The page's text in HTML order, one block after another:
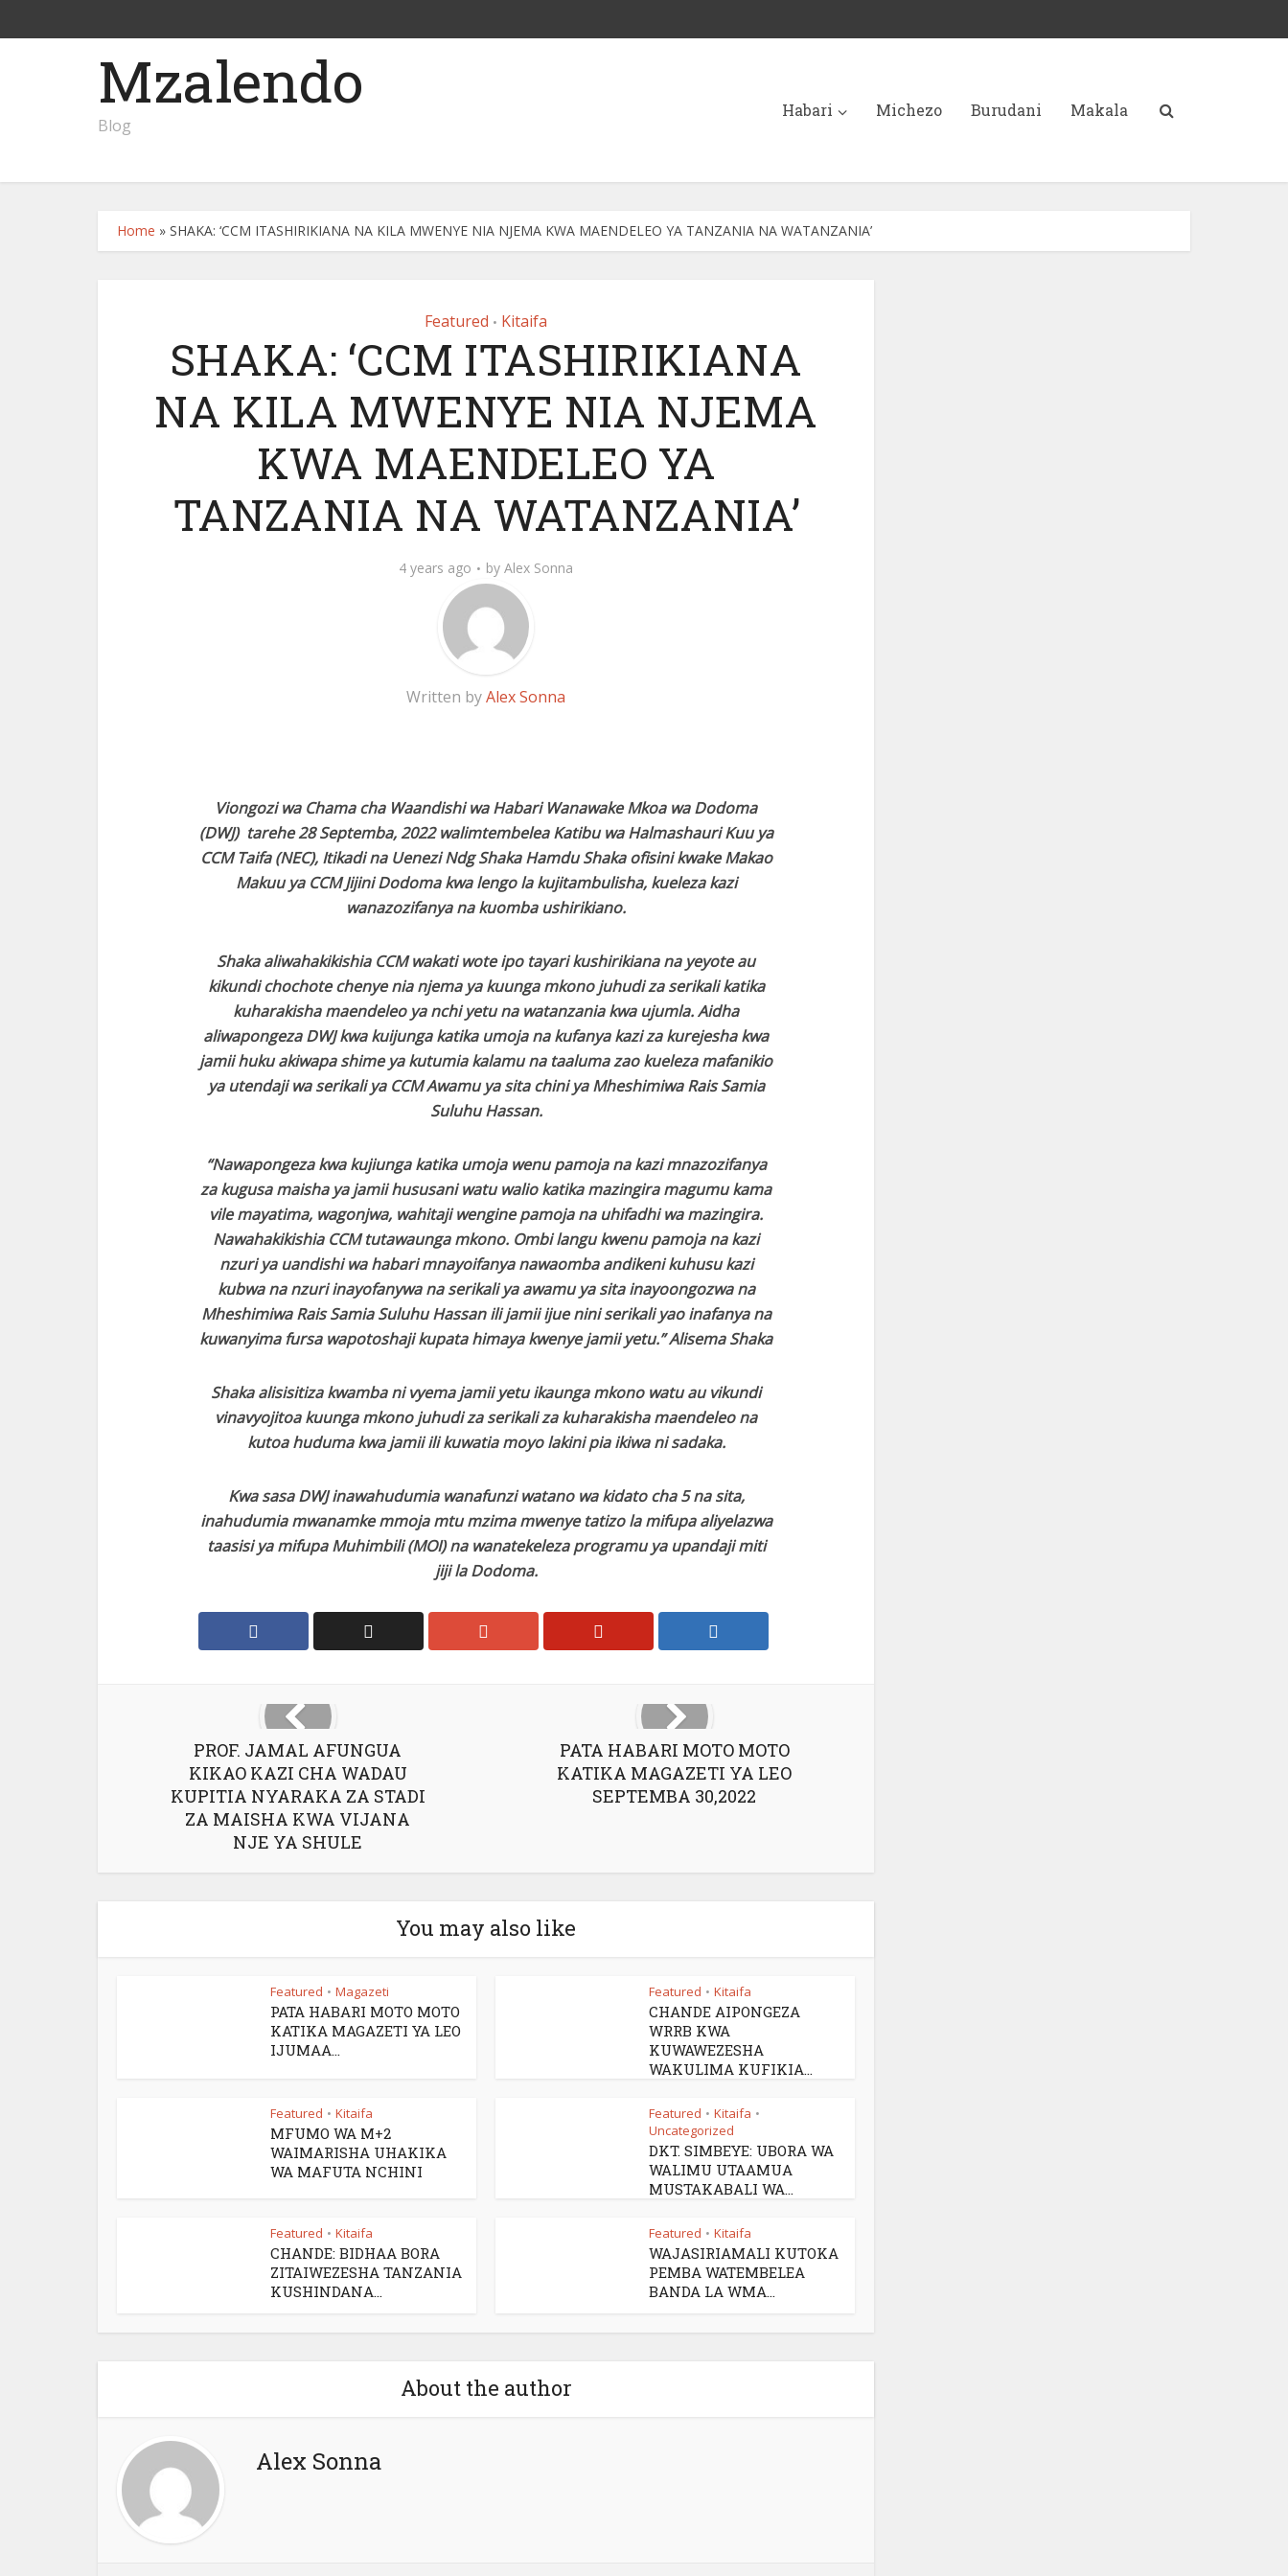
Mzalendo
Blog
Habari Michezo Burudani Makala
Home » SHAKA: ‘CCM ITASHIRIKIANA NA KILA MWENYE NIA NJEMA KWA MAENDELEO YA TANZANIA NA WATANZANIA’
Featured • Kitaifa
SHAKA: ‘CCM ITASHIRIKIANA
NA KILA MWENYE NIA NJEMA
KWA MAENDELEO YA
TANZANIA NA WATANZANIA’
4 years ago by Alex Sonna
Written byAlex Sonna
Viongozi wa Chama cha Waandishi wa Habari Wanawake Mkoa wa Dodoma
(DWJ) tarehe 28 Septemba, 2022 walimtembelea Katibu wa Halmashauri Kuu ya
CCM Taifa (NEC), Itikadi na Uenezi Ndg Shaka Hamdu Shaka ofisini kwake Makao
Makuu ya CCM Jijini Dodoma kwa lengo la kujitambulisha, kueleza kazi
wanazozifanya na kuomba ushirikiano.
Shaka aliwahakikishia CCM wakati wote ipo tayari kushirikiana na yeyote au
kikundi chochote chenye nia njema ya kuunga mkono juhudi za serikali katika
kuharakisha maendeleo ya nchi yetu na watanzania kwa ujumla. Aidha
aliwapongeza DWJ kwa kuijunga katika umoja na kufanya kazi za kurejesha kwa
jamii huku akiwapa shime ya kutumia kalamu na taaluma zao kueleza mafanikio
ya utendaji wa serikali ya CCM Awamu ya sita chini ya Mheshimiwa Rais Samia
Suluhu Hassan.
“Nawapongeza kwa kujiunga katika umoja wenu pamoja na kazi mnazozifanya
za kugusa maisha ya jamii hususani watu walio katika mazingira magumu kama
vile mayatima, wagonjwa, wahitaji wengine pamoja na uhifadhi wa mazingira.
Nawahakikishia CCM tutawaunga mkono. Ombi langu kwenu pamoja na kazi
nzuri ya uandishi wa habari mnayoifanya nawaomba andikeni kuhusu kazi
kubwa na nzuri inayofanywa na serikali ya awamu ya sita inayoongozwa na
Mheshimiwa Rais Samia Suluhu Hassan ili jamii ijue nini serikali yao inafanya na
kuwanyima fursa wapotoshaji kupata himaya kwenye jamii yetu.” Alisema Shaka
Shaka alisisitiza kwamba ni vyema jamii yetu ikaunga mkono watu au vikundi
vinavyojitoa kuunga mkono juhudi za serikali za kuharakisha maendeleo na
kutoa huduma kwa jamii ili kuwatia moyo lakini pia ikiwa ni sadaka.
Kwa sasa DWJ inawahudumia wanafunzi watano wa kidato cha 5 na sita,
inahudumia mwanamke mmoja mtu mzima mwenye tatizo la mifupa aliyelazwa
taasisi ya mifupa Muhimbili (MOI) na wanatekeleza programu ya upandaji miti
jiji la Dodoma.
PROF. JAMAL AFUNGUA
KIKAO KAZI CHA WADAU
KUPITIA NYARAKA ZA STADI
ZA MAISHA KWA VIJANA
NJE YA SHULE
PATA HABARI MOTO MOTO
KATIKA MAGAZETI YA LEO
SEPTEMBA 30,2022
You may also like
Featured • Magazeti
PATA HABARI MOTO MOTO
KATIKA MAGAZETI YA LEO
IJUMAA...
Featured • Kitaifa
CHANDE AIPONGEZA
WRRB KWA
KUWAWEZESHA
WAKULIMA KUFIKIA...
Featured • Kitaifa
MFUMO WA M+2
WAIMARISHA UHAKIKA
WA MAFUTA NCHINI
Featured • Kitaifa •
Uncategorized
DKT. SIMBEYE: UBORA WA
WALIMU UTAAMUA
MUSTAKABALI WA...
Featured • Kitaifa
CHANDE: BIDHAA BORA
ZITAIWEZESHA TANZANIA
KUSHINDANA...
Featured • Kitaifa
WAJASIRIAMALI KUTOKA
PEMBA WATEMBELEA
BANDA LA WMA...
About the author
Alex Sonna